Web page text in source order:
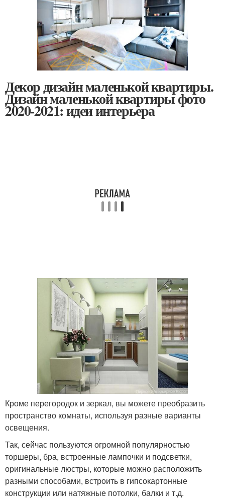
Декор дизайн маленькой квартиры.
Дизайн маленькой квартиры фото
2020-2021: идеи интерьера
Кроме перегородок и зеркал, вы можете преобразить
пространство комнаты, используя разные варианты
освещения.
Так, сейчас пользуются огромной популярностью
торшеры, бра, встроенные лампочки и подсветки,
оригинальные люстры, которые можно расположить
разными способами, встроить в гипсокартонные
конструкции или натяжные потолки, балки и т.д.